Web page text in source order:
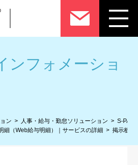
ンフォメーショ
ン 人事・給与・勤怠ソリューション
S-
細（Web給与明細）｜サービスの詳細
掲示板（